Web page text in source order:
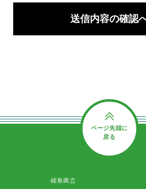
送信内容の確認
ページ先頭に
戻る